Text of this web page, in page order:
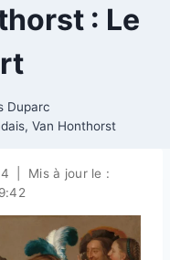
: Le
Duparc
,Van Honthorst
Mis à jour le :